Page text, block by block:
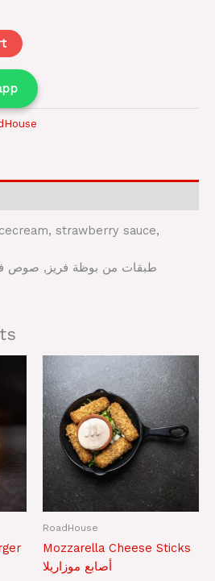
strawberry sauce,
طبقات من بوظة فريز, صوص
RoadHouse
Mozzarella Cheese Sticks
أصابع موزاريلا